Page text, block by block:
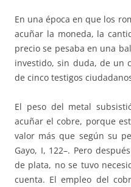
En una época en que los
acuñar la moneda, la
precio se pesaba en una
investido, sin duda, de un
de cinco testigos
El peso del metal
acuñar el cobre, porque
valor más que según su
Gayo, I, 122–. Pero
de plata, no se tuvo
cuenta. El empleo del